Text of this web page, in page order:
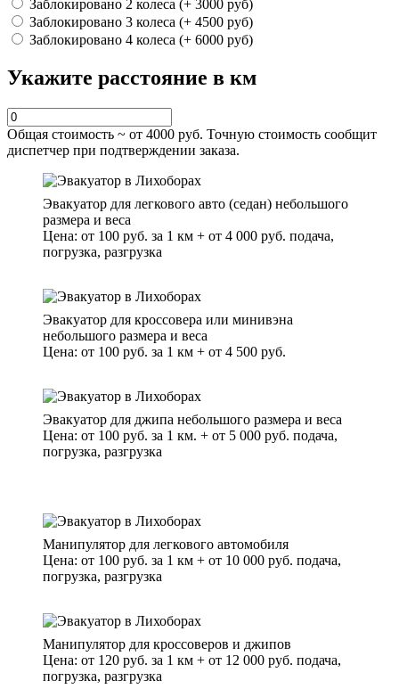
Заблокировано 2 колеса (+ 3000 руб)
Заблокировано 3 колеса (+ 4500 руб)
Заблокировано 4 колеса (+ 6000 руб)
Укажите расстояние в км
Общая стоимость ~ от 4000 руб. Точную стоимость сообщит
диспетчер при подтверждении заказа.
Эвакуатор для легкового авто (седан) небольшого
размера и веса
Цена: от 100 руб. за 1 км + от 4 000 руб. подача,
погрузка, разгрузка
Эвакуатор для кроссовера или минивэна
небольшого размера и веса
Цена: от 100 руб. за 1 км + от 4 500 руб.
Эвакуатор для джипа небольшого размера и веса
Цена: от 100 руб. за 1 км. + от 5 000 руб. подача,
погрузка, разгрузка
Манипулятор для легкового автомобиля
Цена: от 100 руб. за 1 км + от 10 000 руб. подача,
погрузка, разгрузка
Манипулятор для кроссоверов и джипов
Цена: от 120 руб. за 1 км + от 12 000 руб. подача,
погрузка, разгрузка